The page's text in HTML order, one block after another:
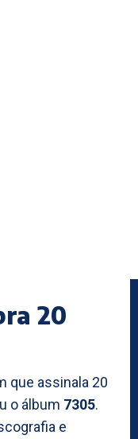
20
que assinala 20
o álbum 7305.
e